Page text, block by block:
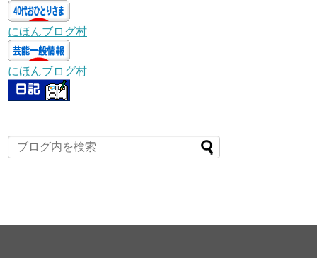
にほんブログ村
にほんブログ村